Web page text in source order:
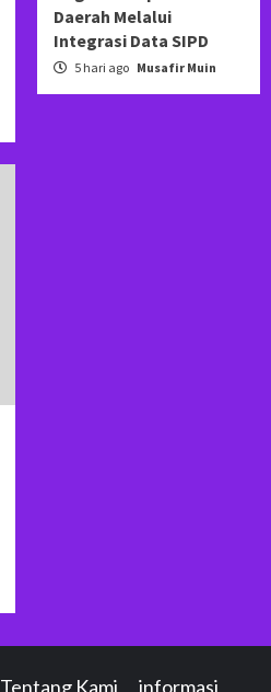
Daerah Melalui
Integrasi Data SIPD
5 hari ago Musafir Muin
Tentang Kami informasi